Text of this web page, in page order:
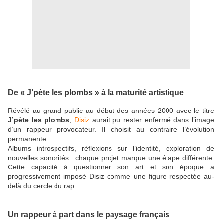
De « J’pète les plombs » à la maturité artistique
Révélé au grand public au début des années 2000 avec le titre
J’pète les plombs
Disiz aurait pu rester enfermé dans l’image
d’un rappeur provocateur. Il choisit au contraire l’évolution
permanente.
Albums introspectifs, réflexions sur l’identité, exploration de
nouvelles sonorités : chaque projet marque une étape différente.
Cette capacité à questionner son art et son époque a
progressivement imposé Disiz comme une figure respectée au-
delà du cercle du rap.
Un rappeur à part dans le paysage français